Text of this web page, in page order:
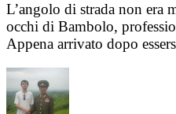
L’angolo di strada non era
occhi di Bambolo,
Appena arrivato dopo